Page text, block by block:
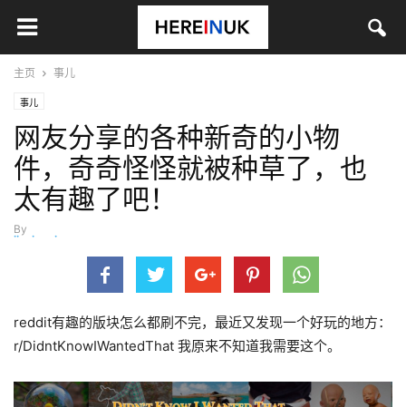
主页 事儿
事儿
网友分享的各种新奇的小物
件，奇奇怪怪就被种草了，也
太有趣了吧！
By
jinyingying
reddit有趣的版块怎么都刷不完，最近又发现一个好玩的地方：
r/DidntKnowIWantedThat 我原来不知道我需要这个。